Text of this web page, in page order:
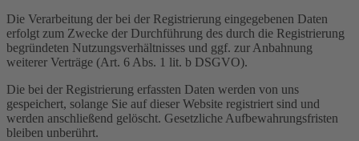
Die Verarbeitung der bei der Registrierung eingegebenen Daten
erfolgt zum Zwecke der Durchführung des durch die Registrierung
begründeten Nutzungsverhältnisses und ggf. zur Anbahnung
weiterer Verträge (Art. 6 Abs. 1 lit. b DSGVO).
Die bei der Registrierung erfassten Daten werden von uns
gespeichert, solange Sie auf dieser Website registriert sind und
werden anschließend gelöscht. Gesetzliche Aufbewahrungsfristen
bleiben unberührt.